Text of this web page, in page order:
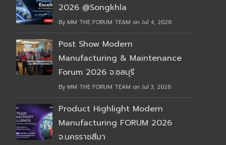
2026 @Songkhla
By MM THE FORUM TEAM on Jul 4, 2026
Post Show Modern
Manufacturing & Maintenance
Forum 2026 จ.ชลบุรี
By MM THE FORUM TEAM on Jul 3, 2026
Product Highlight Modern
Manufacturing FORUM 2026
จ.นครราชสีมา